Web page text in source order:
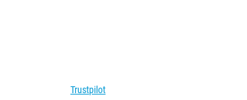
Trustpilot